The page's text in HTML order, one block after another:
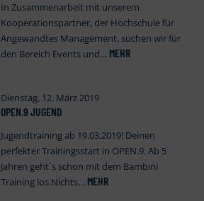
In Zusammenarbeit mit unserem
Kooperationspartner, der Hochschule für
Angewandtes Management, suchen wir für
den Bereich Events und… MEHR
Dienstag, 12. März 2019
OPEN.9 JUGEND
Jugendtraining ab 19.03.2019! Deinen
perfekter Trainingsstart in OPEN.9. Ab 5
Jahren geht`s schon mit dem Bambini
Training los.Nichts… MEHR